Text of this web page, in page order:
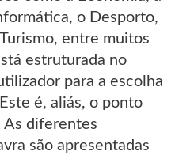
o Desporto,
entre muitos
estruturada no
para a escolha
é, aliás, o ponto
diferentes
são apresentadas